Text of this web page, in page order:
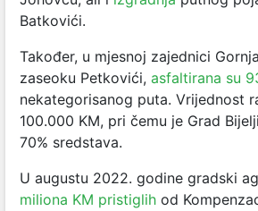
Batkovići.
Također, u mjesnoj zajednici
zaseoku Petkovići, asfaltirana su
nekategorisanog puta. Vrijednost
100.000 KM, pri čemu je Grad
70% sredstava.
U augustu 2022. godine gradski
miliona KM pristiglih od